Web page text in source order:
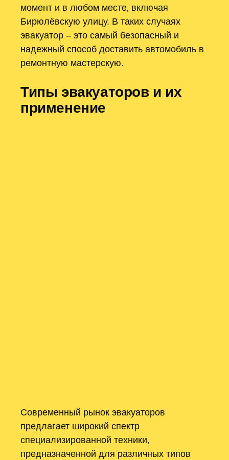
момент и в любом месте‚ включая
Бирюлёвскую улицу. В таких случаях
эвакуатор – это самый безопасный и
надежный способ доставить автомобиль в
ремонтную мастерскую.
Типы эвакуаторов и их
применение
Современный рынок эвакуаторов
предлагает широкий спектр
специализированной техники‚
предназначенной для различных типов